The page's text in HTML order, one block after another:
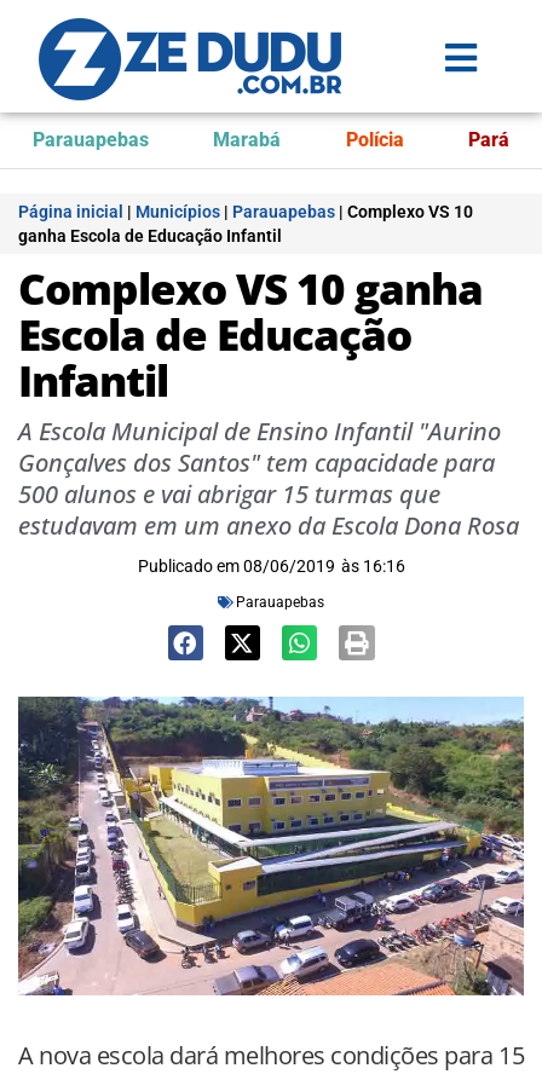
Parauapebas Marabá Polícia Pará
Página inicial | Municípios | Parauapebas | Complexo VS 10
ganha Escola de Educação Infantil
Complexo VS 10 ganha
Escola de Educação
Infantil
A Escola Municipal de Ensino Infantil "Aurino
Gonçalves dos Santos" tem capacidade para
500 alunos e vai abrigar 15 turmas que
estudavam em um anexo da Escola Dona Rosa
Publicado em 08/06/2019 às 16:16
Parauapebas
A nova escola dará melhores condições para 15